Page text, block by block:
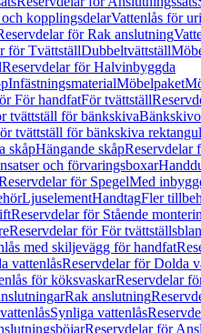
kopplingsdelarVattenlås för
för Rak anslutning
för TvättställDubbeltvättställ
Reservdelar för Halvinbyggda
InfästningsmaterialMöbelpaket
För handfatFör tvättställ
tvättställ för bänkskiva
tvättställ för bänkskiva
skåpHängande skåpReservdelar
och förvaringsboxar
för SpegelMed
LjuselementHandtagFler
Reservdelar för Stående
Reservdelar för För
med skiljevägg för handfat
vattenlåsReservdelar för Dolda
för köksvaskarReservdelar
Rak anslutning
Synliga vattenlås
Reservdelar för